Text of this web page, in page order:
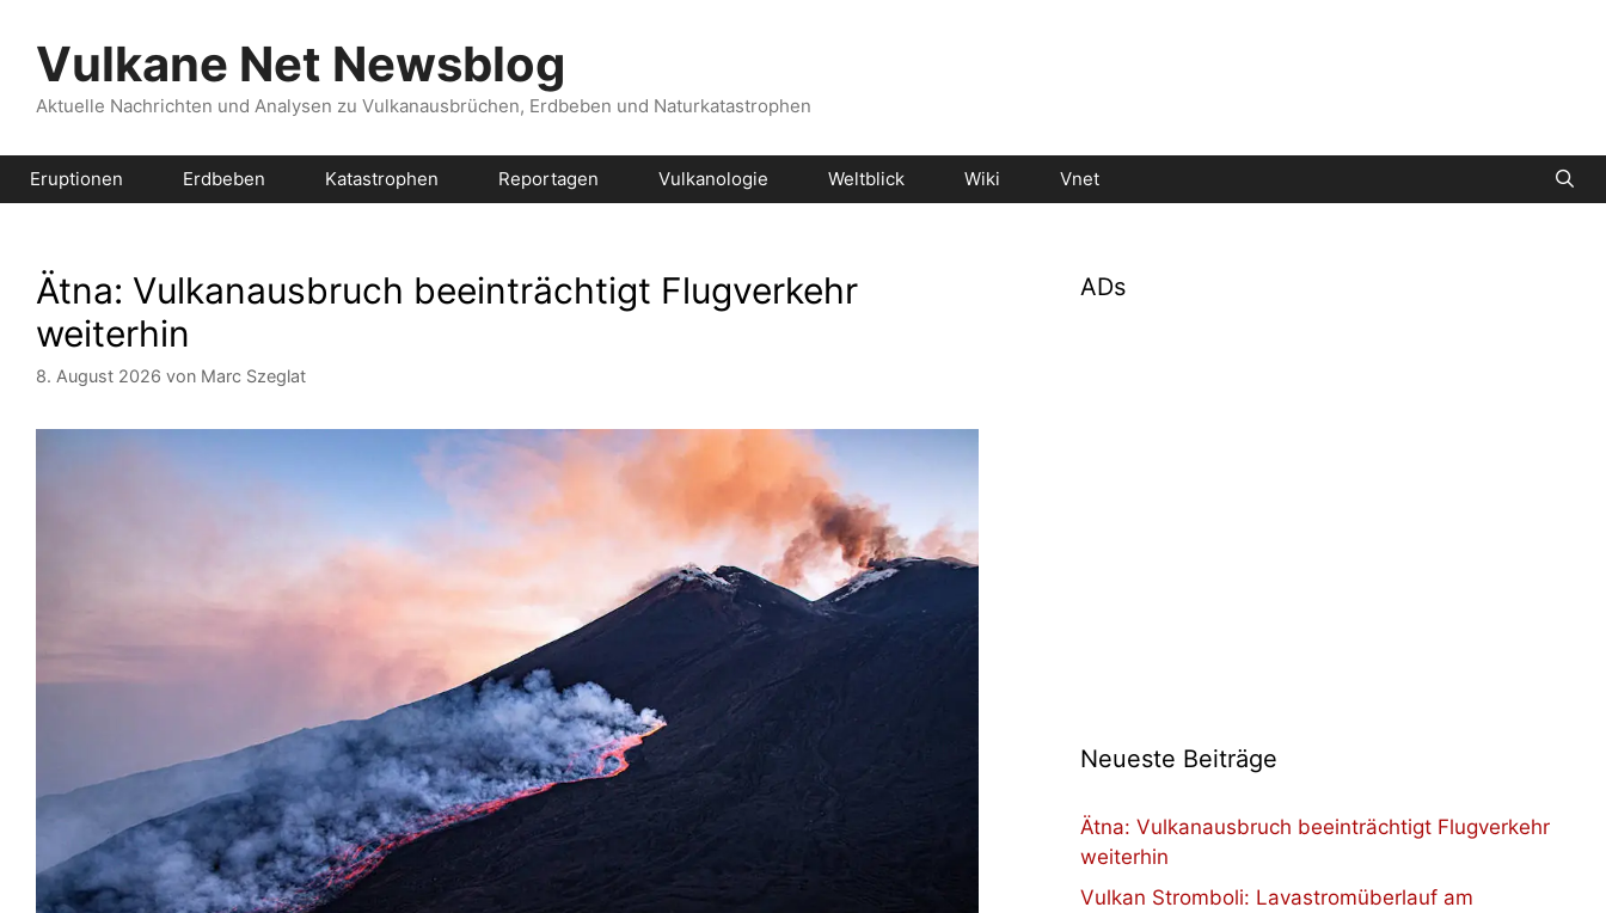
Inhalt
springenVulkane Net Newsblog
Aktuelle Nachrichten und Analysen zu Vulkanausbrüchen, Erdbeben und Naturkatastrophen
Eruptionen Erdbeben Katastrophen Reportagen Vulkanologie Weltblick Wiki Vnet
Ätna: Vulkanausbruch beeinträchtigt Flugverkehr
weiterhin
8. August 2026 von Marc Szeglat
ADs
Neueste Beiträge
Ätna: Vulkanausbruch beeinträchtigt Flugverkehr
weiterhin
Vulkan Stromboli: Lavastromüberlauf am